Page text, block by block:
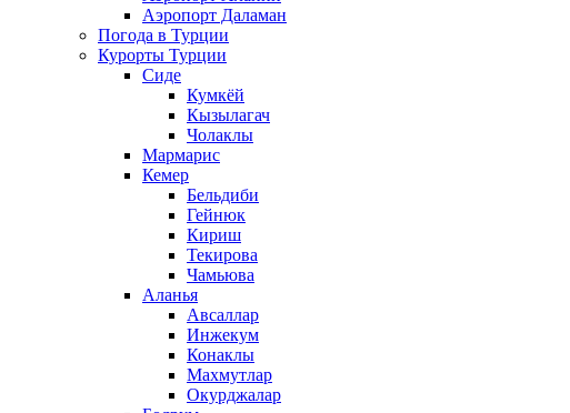
Аэропорт Даламан
Погода в Турции
Курорты Турции
Сиде
Кумкёй
Кызылагач
Чолаклы
Мармарис
Кемер
Бельдиби
Гейнюк
Кириш
Текирова
Чамьюва
Аланья
Авсаллар
Инжекум
Конаклы
Махмутлар
Окурджалар